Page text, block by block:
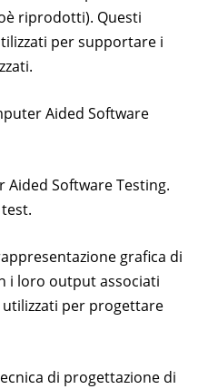
riprodotti). Questi
per supportare i
Aided Software
Software Testing.
grafica di
i loro output associati
per progettare
di progettazione di